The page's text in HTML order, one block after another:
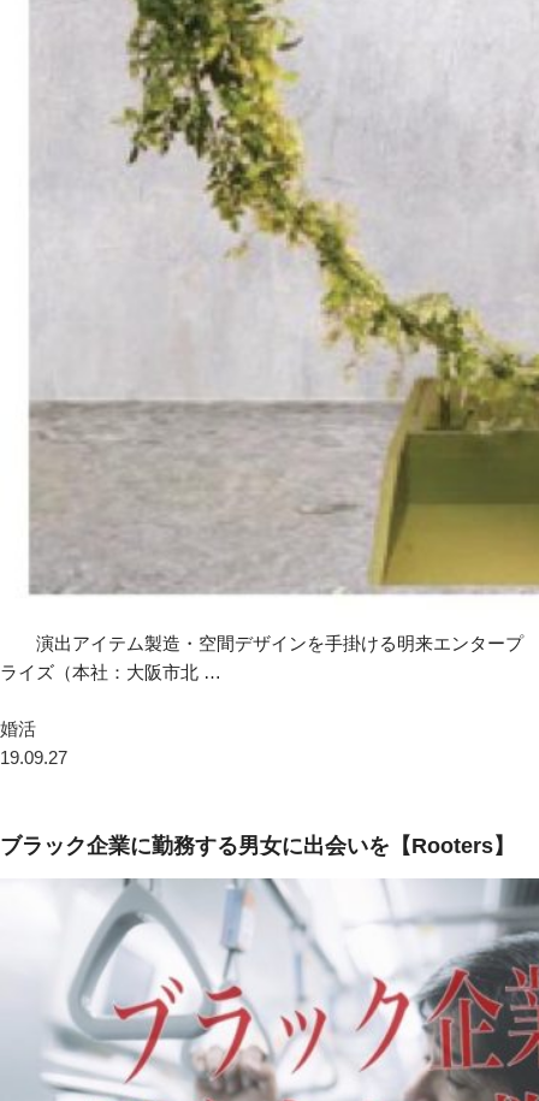
演出アイテム製造・空間デザインを手掛ける明来エンタープ
ライズ（本社：大阪市北 …
婚活
19.09.27
ブラック企業に勤務する男女に出会いを【Rooters】